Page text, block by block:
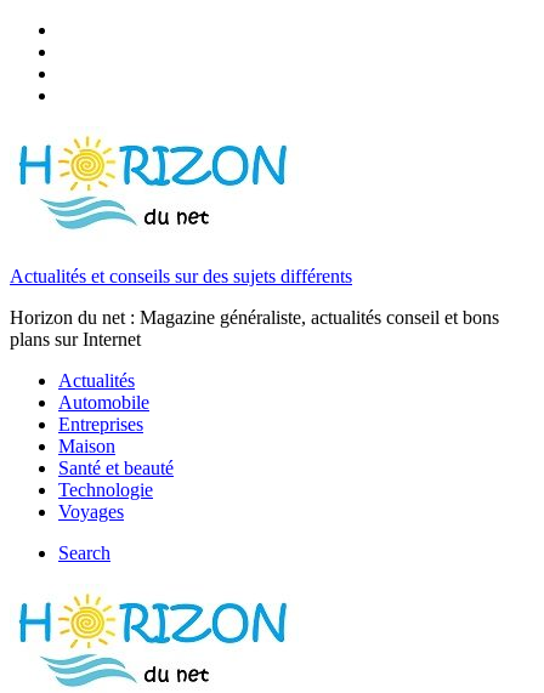
Actualités et conseils sur des sujets différents
Horizon du net : Magazine généraliste, actualités conseil et bons
plans sur Internet
Actualités
Automobile
Entreprises
Maison
Santé et beauté
Technologie
Voyages
Search